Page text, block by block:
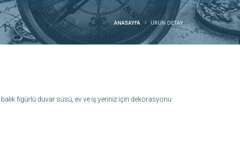
ANASAYFA ÜRÜN DETAY
figürlü duvar süsü, ev ve iş yeriniz için dekorasyonu